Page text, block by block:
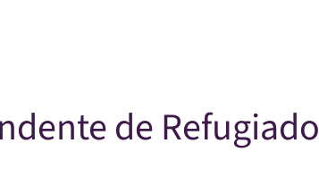
de